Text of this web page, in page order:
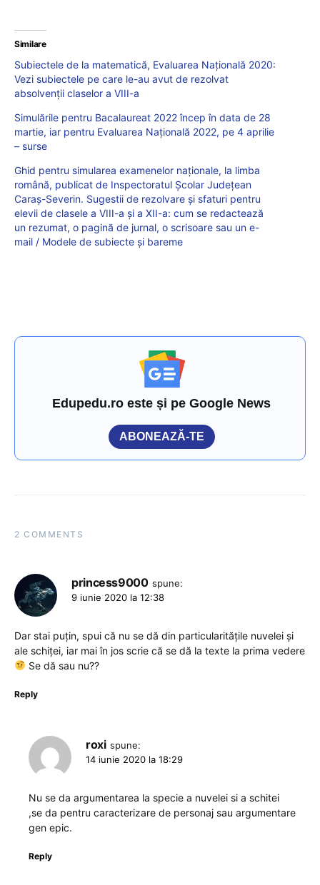
Similare
Subiectele de la matematică, Evaluarea Națională 2020:
Vezi subiectele pe care le-au avut de rezolvat
absolvenții claselor a VIII-a
Simulările pentru Bacalaureat 2022 încep în data de 28
martie, iar pentru Evaluarea Națională 2022, pe 4 aprilie
– surse
Ghid pentru simularea examenelor naționale, la limba
română, publicat de Inspectoratul Școlar Județean
Caraș-Severin. Sugestii de rezolvare și sfaturi pentru
elevii de clasele a VIII-a și a XII-a: cum se redactează
un rezumat, o pagină de jurnal, o scrisoare sau un e-
mail / Modele de subiecte și bareme
Edupedu.ro este și pe Google News
ABONEAZĂ-TE
2 COMMENTS
princess9000 spune:
9 iunie 2020 la 12:38
Dar stai puțin, spui că nu se dă din particularitățile nuvelei și
ale schiței, iar mai în jos scrie că se dă la texte la prima vedere
Se dă sau nu??
Reply
roxi spune:
14 iunie 2020 la 18:29
Nu se da argumentarea la specie a nuvelei si a schitei
,se da pentru caracterizare de personaj sau argumentare
gen epic.
Reply